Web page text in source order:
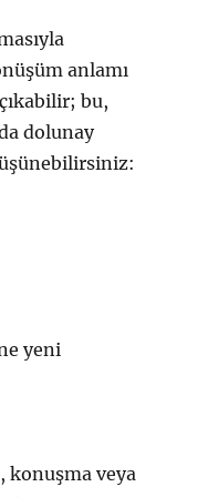
anlamı
bu,
dolunay
yeni
konuşma veya